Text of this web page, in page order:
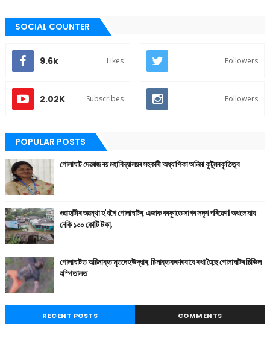
SOCIAL COUNTER
9.6k Likes Followers
2.02K Subscribes Followers
POPULAR POSTS
গোলাঘাট দেৱৰাজ ৰয় মহাবিদ্যালয়ৰ সহকাৰী অধ্যাপিকা অনিমা কুটুমৰ কৃতিত্ব
গুৱাহাটীৰ অৱস্থা হ'বগৈ গোলাঘাটৰ, এজাক বৰষুণতে সাগৰ সদৃশ পৰিৱেশ। অথলে যাব
নেকি ১০০ কোটি টকা,
গোলাঘাটত অচিনাক্ত মৃতদেহ উদ্ধাৰ, চিনাক্তকৰণৰ বাবে ৰখা হৈছে গোলাঘাটৰ চিভিল
হস্পিতালত
RECENT POSTS COMMENTS